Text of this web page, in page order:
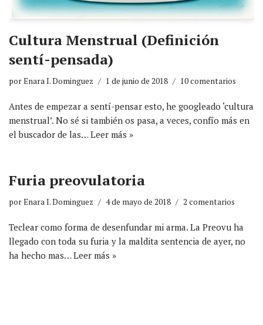
Cultura Menstrual (Definición
sentí-pensada)
porEnara I. Dominguez 1 de junio de 2018 10 comentarios
Antes de empezar a sentí-pensar esto, he googleado ‘cultura
menstrual’. No sé si también os pasa, a veces, confío más en
el buscador de las…Leer más »
Furia preovulatoria
porEnara I. Dominguez 4 de mayo de 2018 2 comentarios
Teclear como forma de desenfundar mi arma. La Preovu ha
llegado con toda su furia y la maldita sentencia de ayer, no
ha hecho mas…Leer más »